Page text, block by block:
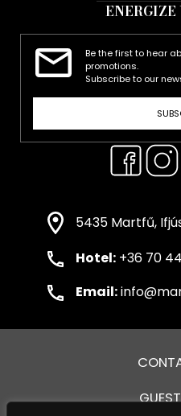
ENERGIZE
Be the first to hear
promotions.
Subscribe to our
5435 Martfű,
Hotel: +36 70
Email: